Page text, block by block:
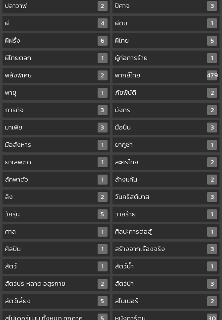
ปลาวาฬ
2 ปีศาจ
3
ผี
4 ผีดิบ
1
ผีฝรั่ง
6 ผีไทย
5
ผีไทยตลก
1 ผู้ก่อการร้าย
1
พลังพิเศษ
2 พากย์ไทย
479
พายุ
1 ภัยพิบัติ
2
ภารกิจ
3 มังกร
2
มาเฟีย
3 มือปืน
3
มือสังหาร
1 ยากูซ่า
1
ยาเสพติด
1 ละครไทย
2
ลักพาตัว
1 ล้างแค้น
2
ลิง
2 วันคริสต์มาส
3
วัยรุ่น
5 วายร้าย
1
ศาล
1 ศิลปะการต่อสู้
1
ศิลปิน
1 สร้างจากเรื่องจริง
3
สัตว์
1 สัตว์น้ำ
1
สัตว์ประหลาด อสูรกาย
2 สัตว์ป่า
3
สัตว์เลี้ยง
5 สไนเปอร์
2